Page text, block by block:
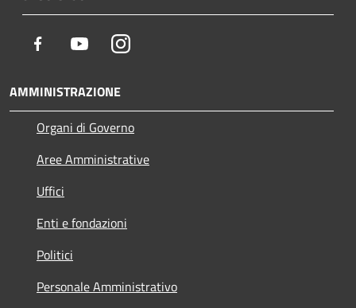
Facebook YoutubeInstagram
AMMINISTRAZIONE
Organi di Governo
Aree Amministrative
Uffici
Enti e fondazioni
Politici
Personale Amministrativo